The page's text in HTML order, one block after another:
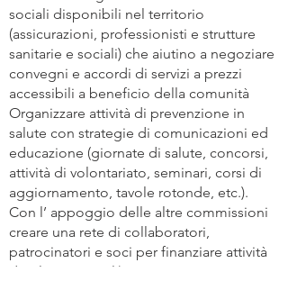
sociali disponibili nel territorio
(assicurazioni, professionisti e strutture
sanitarie e sociali) che aiutino a negoziare
convegni e accordi di servizi a prezzi
accessibili a beneficio della comunità
Organizzare attività di prevenzione in
salute con strategie di comunicazioni ed
educazione (giornate di salute, concorsi,
attività di volontariato, seminari, corsi di
aggiornamento, tavole rotonde, etc.).
Con l’ appoggio delle altre commissioni
creare una rete di collaboratori,
patrocinatori e soci per finanziare attività
di salute e sociali).